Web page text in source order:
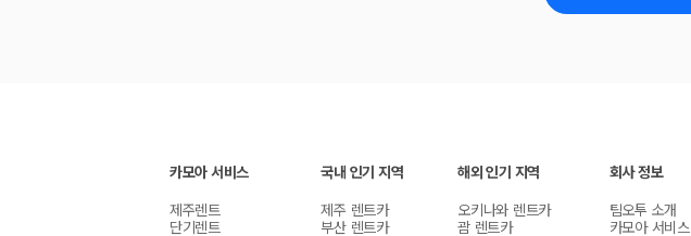
카모아 서비스
제주렌트
단기렌트
국내 인기 지역
제주 렌트카
부산 렌트카
해외 인기 지역
오키나와 렌트카
괌 렌트카
회사 정보
팀오투 소개
카모아 서비스